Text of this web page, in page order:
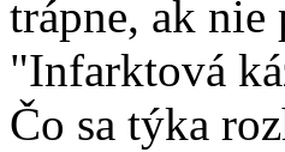
trápne, ak nie
"Infarktová
Čo sa týka